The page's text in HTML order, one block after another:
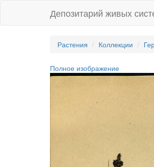
Депозитарий живых
Растения Коллекции
Полное изображение